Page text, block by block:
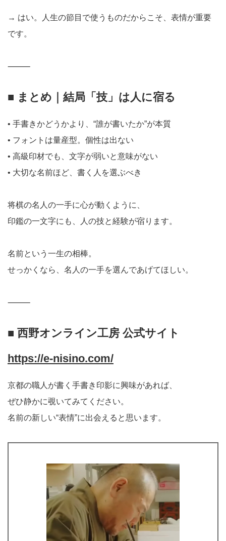
→ はい。人生の節目で使うものだからこそ、表情が重要
です。
⸻
■ まとめ｜結局「技」は人に宿る
• 手書きかどうかより、“誰が書いたか”が本質
• フォントは量産型。個性は出ない
• 高級印材でも、文字が弱いと意味がない
• 大切な名前ほど、書く人を選ぶべき
将棋の名人の一手に心が動くように、
印鑑の一文字にも、人の技と経験が宿ります。
名前という一生の相棒。
せっかくなら、名人の一手を選んであげてほしい。
⸻
■ 西野オンライン工房 公式サイト
https://e-nisino.com/
京都の職人が書く手書き印影に興味があれば、
ぜひ静かに覗いてみてください。
名前の新しい“表情”に出会えると思います。